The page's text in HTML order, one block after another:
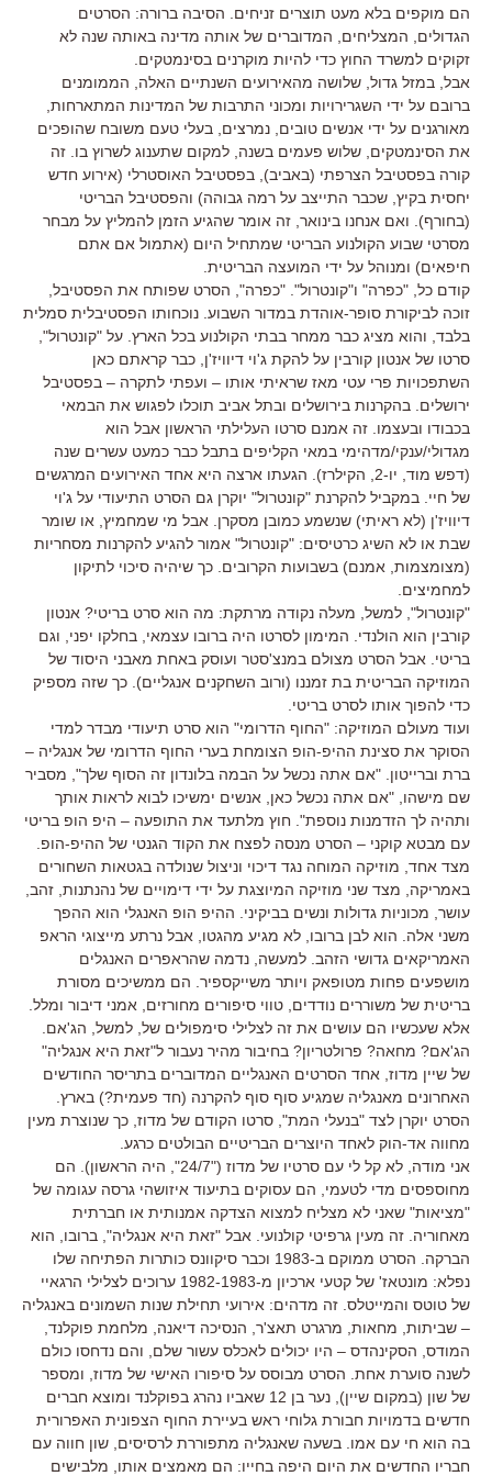
הם מוקפים בלא מעט תוצרים זניחים. הסיבה ברורה: הסרטים
הגדולים, המצליחים, המדוברים של אותה מדינה באותה שנה לא
זקוקים למשרד החוץ כדי להיות מוקרנים בסינמטקים.
אבל, במזל גדול, שלושה מהאירועים השנתיים האלה, הממומנים
ברובם על ידי השגרירויות ומכוני התרבות של המדינות המתארחות,
מאורגנים על ידי אנשים טובים, נמרצים, בעלי טעם משובח שהופכים
את הסינמטקים, שלוש פעמים בשנה, למקום שתענוג לשרוץ בו. זה
קורה בפסטיבל הצרפתי (באביב), בפסטיבל האוסטרלי (אירוע חדש
יחסית בקיץ, שכבר התייצב על רמה גבוהה) והפסטיבל הבריטי
(בחורף). ואם אנחנו בינואר, זה אומר שהגיע הזמן להמליץ על מבחר
מסרטי שבוע הקולנוע הבריטי שמתחיל היום (אתמול אם אתם
חיפאים) ומנוהל על ידי המועצה הבריטית.
קודם כל, "כפרה" ו"קונטרול". "כפרה", הסרט שפותח את הפסטיבל,
זוכה לביקורת סופר-אוהדת במדור השבוע. נוכחותו הפסטיבלית סמלית
בלבד, והוא מציג כבר ממחר בבתי הקולנוע בכל הארץ. על "קונטרול",
סרטו של אנטון קורבין על להקת ג'וי דיוויז'ן, כבר קראתם כאן
השתפכויות פרי עטי מאז שראיתי אותו – ועפתי לתקרה – בפסטיבל
ירושלים. בהקרנות בירושלים ובתל אביב תוכלו לפגוש את הבמאי
בכבודו ובעצמו. זה אמנם סרטו העלילתי הראשון אבל הוא
מגדולי/ענקי/מדהימי במאי הקליפים בתבל כבר כמעט עשרים שנה
(דפש מוד, יו-2, הקילרז). הגעתו ארצה היא אחד האירועים המרגשים
של חיי. במקביל להקרנת "קונטרול" יוקרן גם הסרט התיעודי על ג'וי
דיוויז'ן (לא ראיתי) שנשמע כמובן מסקרן. אבל מי שמחמיץ, או שומר
שבת או לא השיג כרטיסים: "קונטרול" אמור להגיע להקרנות מסחריות
(מצומצמות, אמנם) בשבועות הקרובים. כך שיהיה סיכוי לתיקון
למחמיצים.
"קונטרול", למשל, מעלה נקודה מרתקת: מה הוא סרט בריטי? אנטון
קורבין הוא הולנדי. המימון לסרטו היה ברובו עצמאי, בחלקו יפני, וגם
בריטי. אבל הסרט מצולם במנצ'סטר ועוסק באחת מאבני היסוד של
המוזיקה הבריטית בת זמננו (ורוב השחקנים אנגליים). כך שזה מספיק
כדי להפוך אותו לסרט בריטי.
ועוד מעולם המוזיקה: "החוף הדרומי" הוא סרט תיעודי מבדר למדי
הסוקר את סצינת ההיפ-הופ הצומחת בערי החוף הדרומי של אנגליה –
ברת וברייטון. "אם אתה נכשל על הבמה בלונדון זה הסוף שלך", מסביר
שם מישהו, "אם אתה נכשל כאן, אנשים ימשיכו לבוא לראות אותך
ותהיה לך הזדמנות נוספת". חוץ מלתעד את התופעה – היפ הופ בריטי
עם מבטא קוקני – הסרט מנסה לפצח את הקוד הגנטי של ההיפ-הופ.
מצד אחד, מוזיקה המוחה נגד דיכוי וניצול שנולדה בגטאות השחורים
באמריקה, מצד שני מוזיקה המיוצגת על ידי דימויים של נהנתנות, זהב,
עושר, מכוניות גדולות ונשים בביקיני. ההיפ הופ האנגלי הוא ההפך
משני אלה. הוא לבן ברובו, לא מגיע מהגטו, אבל נרתע מייצוגי הראפ
האמריקאים גדושי הזהב. למעשה, נדמה שהראפרים האנגלים
מושפעים פחות מטופאק ויותר משייקספיר. הם ממשיכים מסורת
בריטית של משוררים נודדים, טווי סיפורים מחורזים, אמני דיבור ומלל.
אלא שעכשיו הם עושים את זה לצלילי סימפולים של, למשל, הג'אם.
הג'אם? מחאה? פרולטריון? בחיבור מהיר נעבור ל"זאת היא אנגליה"
של שיין מדוז, אחד הסרטים האנגליים המדוברים בתריסר החודשים
האחרונים מאנגליה שמגיע סוף סוף להקרנה (חד פעמית?) בארץ.
הסרט יוקרן לצד "בנעלי המת", סרטו הקודם של מדוז, כך שנוצרת מעין
מחווה אד-הוק לאחד היוצרים הבריטיים הבולטים כרגע.
אני מודה, לא קל לי עם סרטיו של מדוז ("24/7", היה הראשון). הם
מחוספסים מדי לטעמי, הם עסוקים בתיעוד איזושהי גרסה עגומה של
"מציאות" שאני לא מצליח למצוא הצדקה אמנותית או חברתית
מאחוריה. זה מעין גרפיטי קולנועי. אבל "זאת היא אנגליה", ברובו, הוא
הברקה. הסרט ממוקם ב-1983 וכבר סיקוונס כותרות הפתיחה שלו
נפלא: מונטאז' של קטעי ארכיון מ-1982-1983 ערוכים לצלילי הרגאיי
של טוטס והמייטלס. זה מדהים: אירועי תחילת שנות השמונים באנגליה
– שביתות, מחאות, מרגרט תאצ'ר, הנסיכה דיאנה, מלחמת פוקלנד,
המודס, הסקינהדס – היו יכולים לאכלס עשור שלם, והם נדחסו כולם
לשנה סוערת אחת. הסרט מבוסס על סיפורו האישי של מדוז, ומספר
של שון (במקום שיין), נער בן 12 שאביו נהרג בפוקלנד ומוצא חברים
חדשים בדמויות חבורת גלוחי ראש בעיירת החוף הצפונית האפרורית
בה הוא חי עם אמו. בשעה שאנגליה מתפוררת לרסיסים, שון חווה עם
חבריו החדשים את היום היפה בחייו: הם מאמצים אותו, מלבישים